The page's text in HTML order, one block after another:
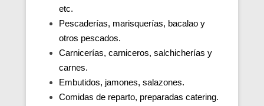
etc.
Pescaderías, marisquerías, bacalao y
otros pescados.
Carnicerías, carniceros, salchicherías y
carnes.
Embutidos, jamones, salazones.
Comidas de reparto, preparadas catering.